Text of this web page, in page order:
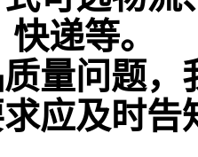
递等。
量问题
应及时告